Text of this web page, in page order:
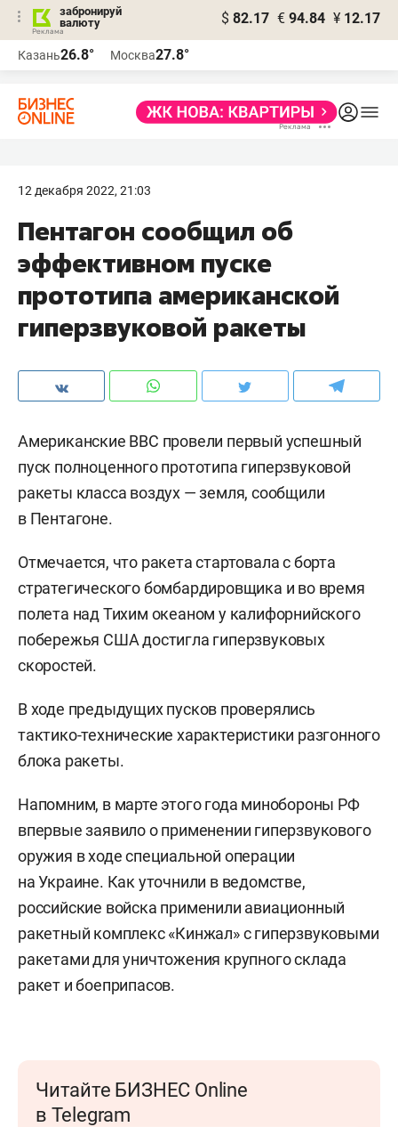
забронируй
валюту
$ 82.17 € 94.84 ¥ 12.17
Казань26.8° Москва27.8°
12 декабря 2022, 21:03
Пентагон сообщил об
эффективном пуске
прототипа американской
гиперзвуковой ракеты
Американские ВВС провели первый успешный
пуск полноценного прототипа гиперзвуковой
ракеты класса воздух — земля, сообщили
в Пентагоне.
Отмечается, что ракета стартовала с борта
стратегического бомбардировщика и во время
полета над Тихим океаном у калифорнийского
побережья США достигла гиперзвуковых
скоростей.
В ходе предыдущих пусков проверялись
тактико-технические характеристики разгонного
блока ракеты.
Напомним, в марте этого года минобороны РФ
впервые заявило о применении гиперзвукового
оружия в ходе специальной операции
на Украине. Как уточнили в ведомстве,
российские войска применили авиационный
ракетный комплекс «Кинжал» с гиперзвуковыми
ракетами для уничтожения крупного склада
ракет и боеприпасов.
Читайте БИЗНЕС Online
в Telegram